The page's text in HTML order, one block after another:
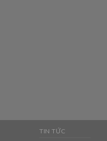
TIN TỨC